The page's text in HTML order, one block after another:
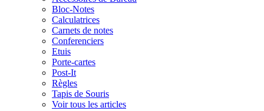
Bloc-Notes
Calculatrices
Carnets de notes
Conferenciers
Etuis
Porte-cartes
Post-It
Règles
Tapis de Souris
Voir tous les articles